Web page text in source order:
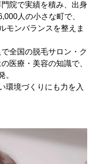
院で実績を積み、出身
人の小さな町で、
モンバランスを整えま
全国の脱毛サロン・ク
医療・美容の知識で、
。
環境づくりにも力を入